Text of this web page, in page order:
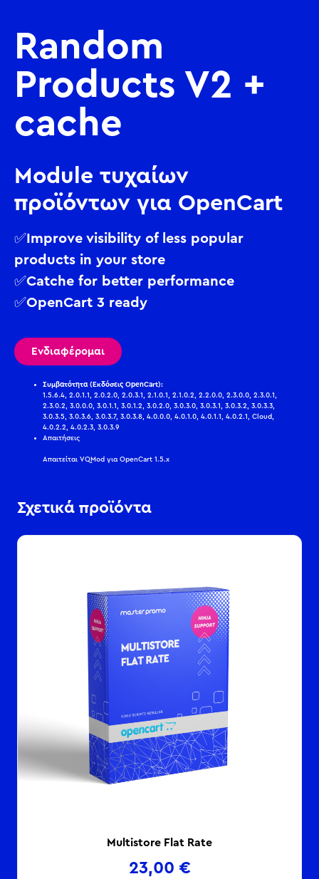
Random
Products V2 +
cache
Module τυχαίων
προϊόντων για OpenCart
✅Improve visibility of less popular
products in your store
✅Catche for better performance
✅OpenCart 3 ready
Ενδιαφέρομαι
Συμβατότητα (Εκδόσεις OpenCart):
1.5.6.4, 2.0.1.1, 2.0.2.0, 2.0.3.1, 2.1.0.1, 2.1.0.2, 2.2.0.0, 2.3.0.0, 2.3.0.1,
2.3.0.2, 3.0.0.0, 3.0.1.1, 3.0.1.2, 3.0.2.0, 3.0.3.0, 3.0.3.1, 3.0.3.2, 3.0.3.3,
3.0.3.5, 3.0.3.6, 3.0.3.7, 3.0.3.8, 4.0.0.0, 4.0.1.0, 4.0.1.1, 4.0.2.1, Cloud,
4.0.2.2, 4.0.2.3, 3.0.3.9
Απαιτήσεις
Απαιτείται VQMod για OpenCart 1.5.x
Σχετικά προϊόντα
Multistore Flat Rate
23,00 €